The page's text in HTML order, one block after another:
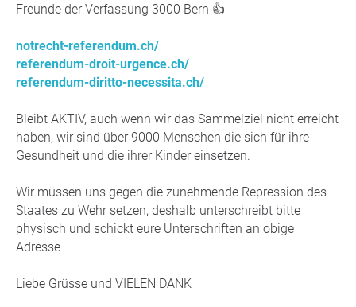
Freunde der Verfassung 3000 Bern 👍
notrecht-referendum.ch/
referendum-droit-urgence.ch/
referendum-diritto-necessita.ch/
Bleibt AKTIV, auch wenn wir das Sammelziel nicht erreicht
haben, wir sind über 9000 Menschen die sich für ihre
Gesundheit und die ihrer Kinder einsetzen.
Wir müssen uns gegen die zunehmende Repression des
Staates zu Wehr setzen, deshalb unterschreibt bitte
physisch und schickt eure Unterschriften an obige
Adresse
Liebe Grüsse und VIELEN DANK